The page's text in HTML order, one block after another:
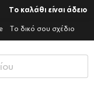
Το καλάθι είναι άδειο
Το δικό σου σχέδιο